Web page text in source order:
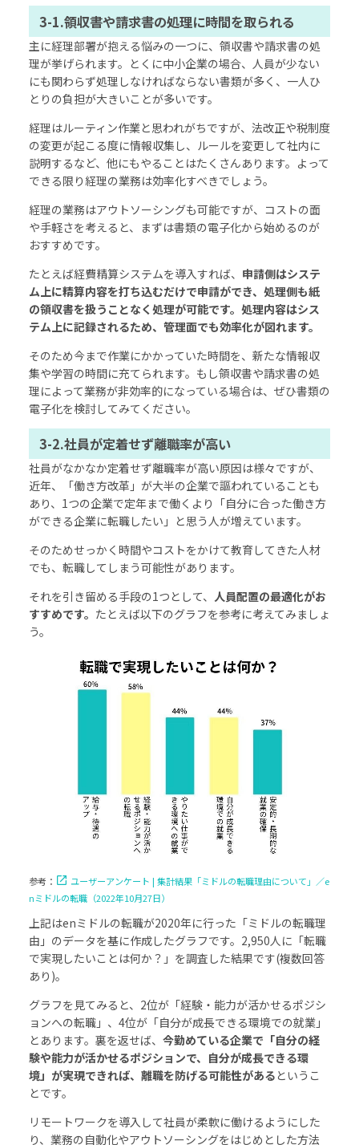
3-1.領収書や請求書の処理に時間を取られる
主に経理部署が抱える悩みの一つに、領収書や請求書の処
理が挙げられます。とくに中小企業の場合、人員が少ない
にも関わらず処理しなければならない書類が多く、一人ひ
とりの負担が大きいことが多いです。
経理はルーティン作業と思われがちですが、法改正や税制度
の変更が起こる度に情報収集し、ルールを変更して社内に
説明するなど、他にもやることはたくさんあります。よって
できる限り経理の業務は効率化すべきでしょう。
経理の業務はアウトソーシングも可能ですが、コストの面
や手軽さを考えると、まずは書類の電子化から始めるのが
おすすめです。
たとえば経費精算システムを導入すれば、 申請側はシステ
ム上に精算内容を打ち込むだけで申請ができ、処理側も紙
の領収書を扱うことなく処理が可能です。処理内容はシス
テム上に記録されるため、管理面でも効率化が図れます。
そのため今まで作業にかかっていた時間を、新たな情報収
集や学習の時間に充てられます。もし領収書や請求書の処
理によって業務が非効率的になっている場合は、ぜひ書類の
電子化を検討してみてください。
3-2.社員が定着せず離職率が高い
社員がなかなか定着せず離職率が高い原因は様々ですが、
近年、「働き方改革」が大半の企業で謳われていることも
あり、1つの企業で定年まで働くより「自分に合った働き方
ができる企業に転職したい」と思う人が増えています。
そのためせっかく時間やコストをかけて教育してきた人材
でも、転職してしまう可能性があります。
それを引き留める手段の1つとして、 人員配置の最適化がお
すすめです。 たとえば以下のグラフを参考に考えてみましょ
う。
参考：
ユーザーアンケート | 集計結果「ミドルの転職理由について」／e
nミドルの転職（2022年10月27日）
上記はenミドルの転職が2020年に行った「ミドルの転職理
由」のデータを基に作成したグラフです。2,950人に「転職
で実現したいことは何か？」を調査した結果です(複数回答
あり)。
グラフを見てみると、2位が「経験・能力が活かせるポジシ
ョンへの転職」、4位が「自分が成長できる環境での就業」
とあります。裏を返せば、 今勤めている企業で「自分の経
験や能力が活かせるポジションで、自分が成長できる環
境」が実現できれば、離職を防げる可能性がある というこ
とです。
リモートワークを導入して社員が柔軟に働けるようにした
り、業務の自動化やアウトソーシングをはじめとした方法